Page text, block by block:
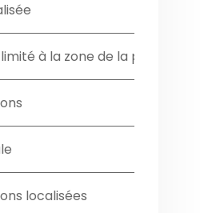
à la zone de la piqûre
localisées